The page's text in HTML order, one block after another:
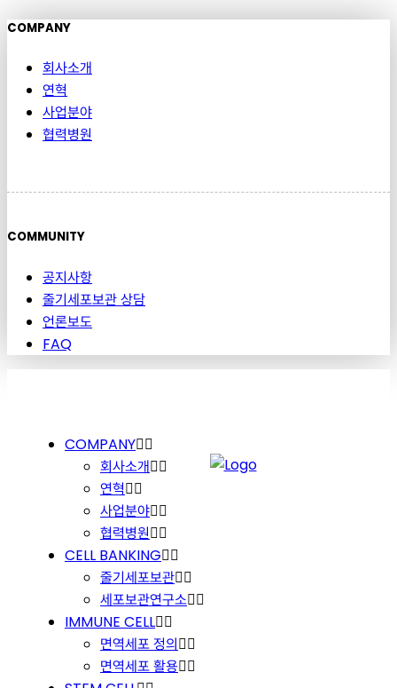
COMPANY
회사소개
연혁
사업분야
협력병원
COMMUNITY
공지사항
줄기세포보관 상담
언론보도
FAQ
COMPANY
회사소개
연혁
사업분야
협력병원
CELL BANKING
줄기세포보관
세포보관연구소
IMMUNE CELL
면역세포 정의
면역세포 활용